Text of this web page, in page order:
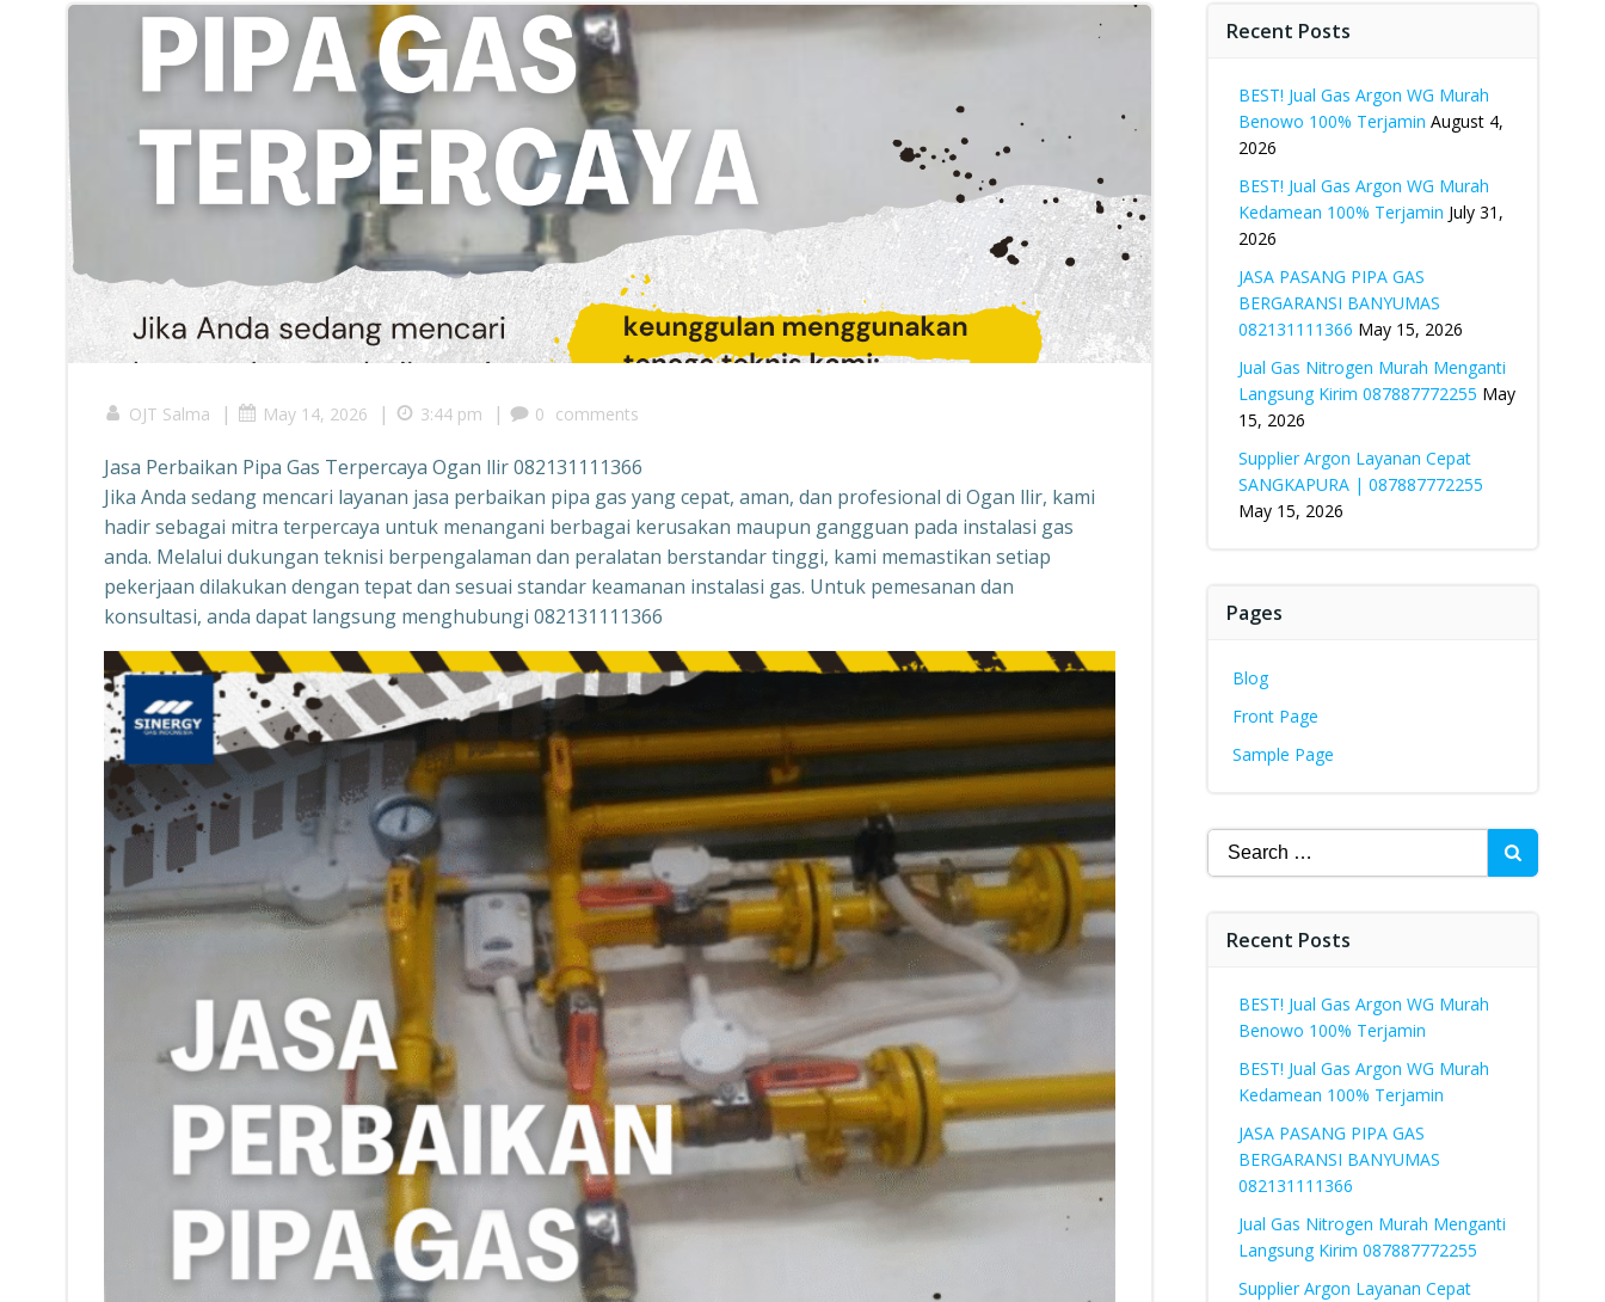
OJT Salma | May 14, 2026 | 3:44 pm | 0 comments
Jasa Perbaikan Pipa Gas Terpercaya Ogan llir 082131111366
Jika Anda sedang mencari layanan jasa perbaikan pipa gas yang cepat, aman, dan profesional di Ogan llir, kami
hadir sebagai mitra terpercaya untuk menangani berbagai kerusakan maupun gangguan pada instalasi gas
anda. Melalui dukungan teknisi berpengalaman dan peralatan berstandar tinggi, kami memastikan setiap
pekerjaan dilakukan dengan tepat dan sesuai standar keamanan instalasi gas. Untuk pemesanan dan
konsultasi, anda dapat langsung menghubungi 082131111366
Recent Posts
BEST! Jual Gas Argon WG Murah
Benowo 100% Terjamin August 4,
2026
BEST! Jual Gas Argon WG Murah
Kedamean 100% Terjamin July 31,
2026
JASA PASANG PIPA GAS
BERGARANSI BANYUMAS
082131111366 May 15, 2026
Jual Gas Nitrogen Murah Menganti
Langsung Kirim 087887772255 May
15, 2026
Supplier Argon Layanan Cepat
SANGKAPURA | 087887772255
May 15, 2026
Pages
Blog
Front Page
Sample Page
Search
for:
Recent Posts
BEST! Jual Gas Argon WG Murah
Benowo 100% Terjamin
BEST! Jual Gas Argon WG Murah
Kedamean 100% Terjamin
JASA PASANG PIPA GAS
BERGARANSI BANYUMAS
082131111366
Jual Gas Nitrogen Murah Menganti
Langsung Kirim 087887772255
Supplier Argon Layanan Cepat